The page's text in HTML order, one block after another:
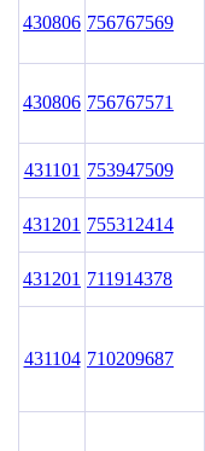
430806 756767569
430806 756767571
431101 753947509
431201 755312414
431201 711914378
431104 710209687